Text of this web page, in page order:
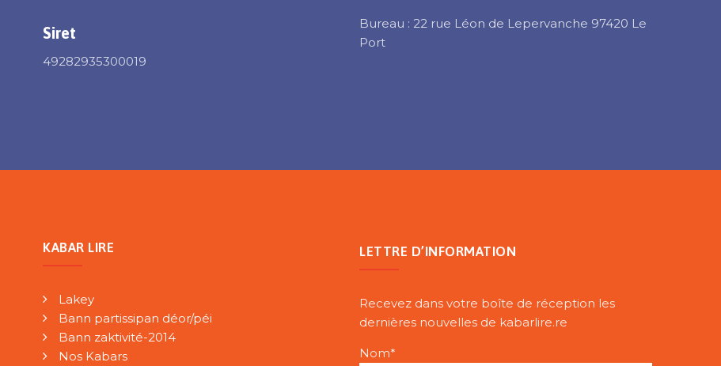
Siret
49282935300019
Bureau : 22 rue Léon de Lepervanche 97420 Le
Port
KABAR LIRE
Lakey
Bann partissipan déor/péi
Bann zaktivité-2014
Nos Kabars
LETTRE D’INFORMATION
Recevez dans votre boîte de réception les
dernières nouvelles de kabarlire.re
Nom*